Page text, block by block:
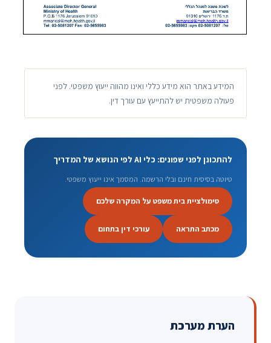
המידע באתר הוא מידע כללי ואינו מהווה ייעוץ משפטי. לפני
פעולה משפטית יש להתייעץ עם עורך דין.
להתכונן לפני שפונים: כלי AI לפי הנושא של המדריך
טיוטה בסיסית חינם ובלי הרשמה. המסמך אינו ייעוץ משפטי.
סימולציית בית משפט על המקרה שלכם
מכתב התראה עורכי דין בתחום
הערת מערכת